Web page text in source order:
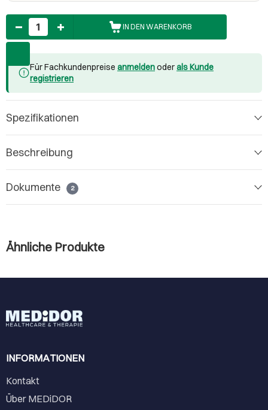
Anzahl
IN DEN WARENKORB
Für Fachkundenpreise anmeldenoderals Kunde
registrieren
Spezifikationen
Beschreibung
Dokumente 2
Ähnliche Produkte
INFORMATIONEN
Kontakt
Über MEDiDOR